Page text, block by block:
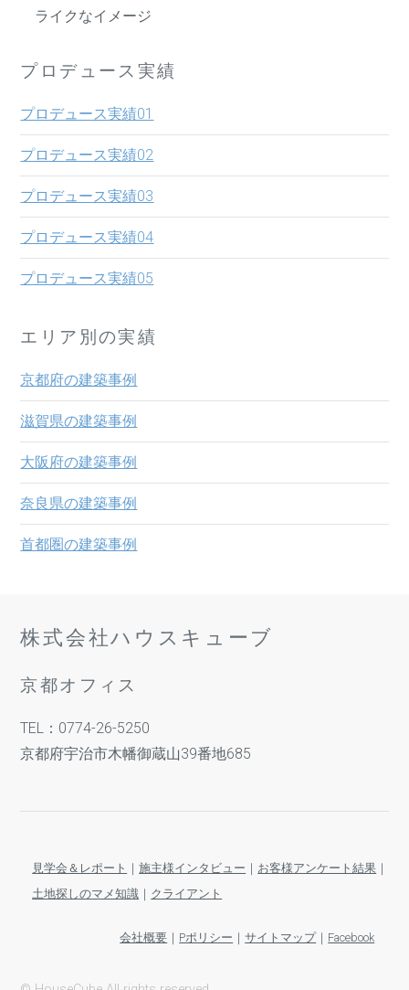
ライクなイメージ
プロデュース実績
プロデュース実績01
プロデュース実績02
プロデュース実績03
プロデュース実績04
プロデュース実績05
エリア別の実績
京都府の建築事例
滋賀県の建築事例
大阪府の建築事例
奈良県の建築事例
首都圏の建築事例
株式会社ハウスキューブ
京都オフィス
TEL：0774-26-5250
京都府宇治市木幡御蔵山39番地685
見学会＆レポート ｜施主様インタビュー ｜ お客様アンケート結果 ｜
土地探しのマメ知識 ｜ クライアント
会社概要 ｜ Pポリシー ｜サイトマップ｜ Facebook